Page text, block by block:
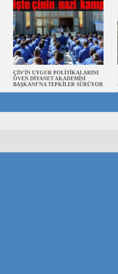
ÇİN’İN UYGUR POLİTİKALARINI
ÖVEN DİYANET AKADEMİSİ
BAŞKANI’NA TEPKİLER SÜRÜYOR